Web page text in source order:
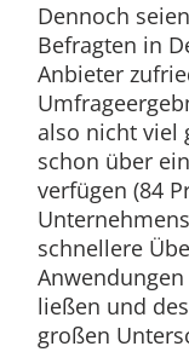
Dennoch
Befragten in
Anbieter
also nicht viel
schon über
verfügen (84
schnellere
ließen und
großen